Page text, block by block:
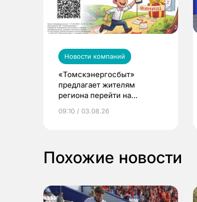
Новости компаний
«Томскэнергосбыт»
предлагает жителям
региона перейти на
выиграть призы
09:10 / 03.08.26
Похожие новости